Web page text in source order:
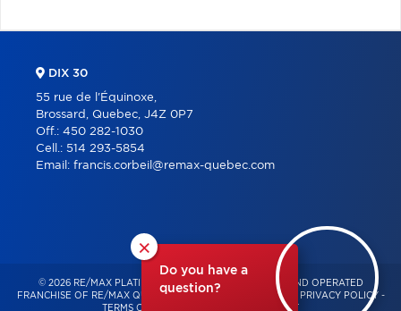
×
Do you have a
question?
DIX 30
55 rue de l'Équinoxe,
Brossard, Quebec, J4Z 0P7
Off.: 450 282-1030
Cell.: 514 293-5854
Email: francis.corbeil@remax-quebec.com
© 2026 RE/MAX PLATINE – INDEPENDENTLY OWNED AND OPERATED
FRANCHISE OF RE/MAX QUÉBEC – ALL RIGHTS RESERVED -
PRIVACY POLICY -
TERMS OF USE
CONSENT MANAGEMENT